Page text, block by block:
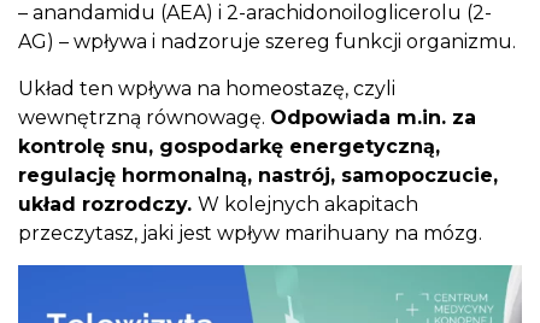
– anandamidu (AEA) i 2-arachidonoiloglicerolu (2-
AG) – wpływa i nadzoruje szereg funkcji organizmu.
Układ ten wpływa na homeostazę, czyli
wewnętrzną równowagę. Odpowiada m.in. za
kontrolę snu, gospodarkę energetyczną,
regulację hormonalną, nastrój, samopoczucie,
układ rozrodczy. W kolejnych akapitach
przeczytasz, jaki jest wpływ marihuany na mózg.